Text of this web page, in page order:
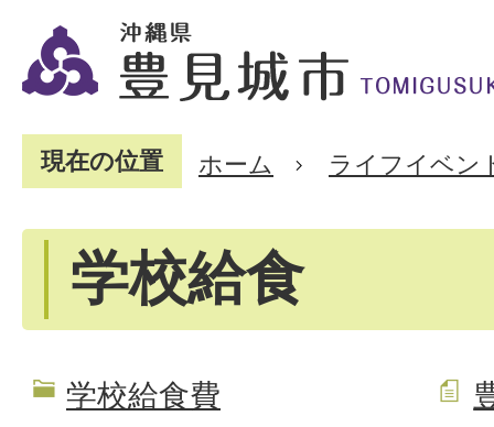
現在の位置 ホーム ライフイベン
学校給食
学校給食費